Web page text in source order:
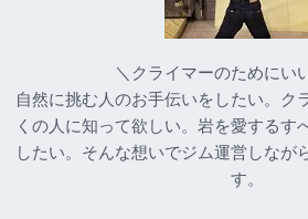
＼クライマーのためにい
自然に挑む人のお手伝いをしたい。ク
くの人に知って欲しい。岩を愛するす
したい。そんな想いでジム運営しなが
す。